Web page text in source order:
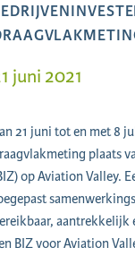
juni 2021
21 juni tot en met 8
plaats
op Aviation Valley.
aantrekkelijk
BIZ voor Aviation